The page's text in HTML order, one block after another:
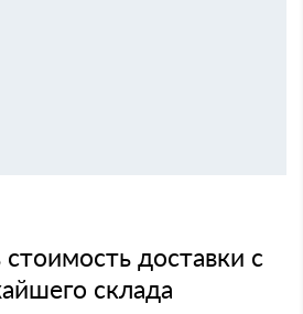
стоимость доставки с
склада